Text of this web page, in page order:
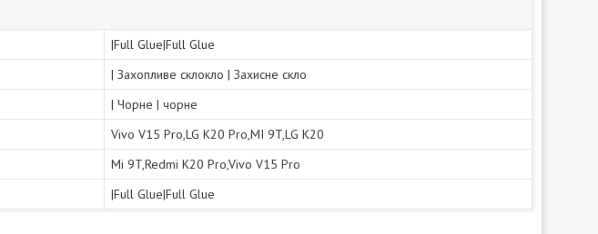
|Full Glue|Full Glue
| Захопливе склокло | Захисне скло
| Чорне | чорне
Vivo V15 Pro,LG K20 Pro,MI 9T,LG K20
Mi 9T,Redmi K20 Pro,Vivo V15 Pro
|Full Glue|Full Glue